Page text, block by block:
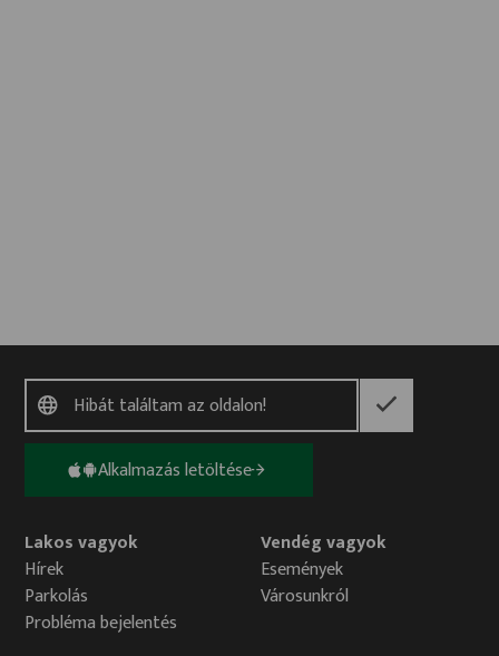
Alkalmazás letöltése
Lakos vagyok
Hírek
Parkolás
Probléma bejelentés
Vendég vagyok
Események
Városunkról